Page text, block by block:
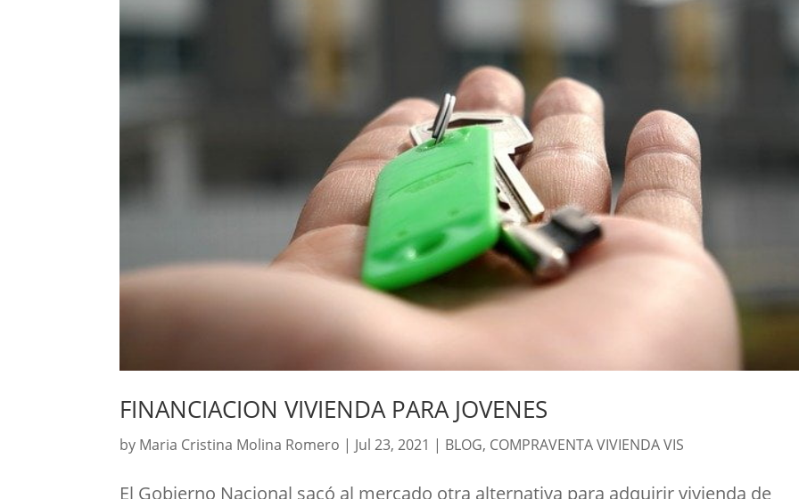
FINANCIACION VIVIENDA PARA JOVENES
by Maria Cristina Molina Romero | Jul 23, 2021 | BLOG, COMPRAVENTA VIVIENDA VIS
El Gobierno Nacional sacó al mercado otra alternativa para adquirir vivienda de